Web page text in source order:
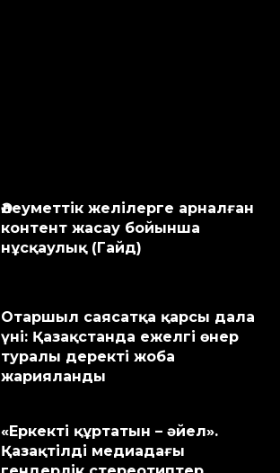
Әлеуметтік желілерге арналған
контент жасау бойынша
нұсқаулық (Гайд)
Отаршыл саясатқа қарсы дала
үні: Қазақстанда ежелгі өнер
туралы деректі жоба
жарияланды
«Еркекті құртатын – әйел».
Қазақтілді медиадағы